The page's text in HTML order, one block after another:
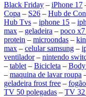
Black Friday – iPhone 17
Copa – S26 – Hub de
Hub Tvs – iphone 15 –
max – geladeira – poco
protein – microondas –
max – celular samsung –
ventilador– nintendo
– tablet – Bicicleta – Body
– maquina de lavar roupa
geladeira frost free –
TV 50 polegadas – TV 32